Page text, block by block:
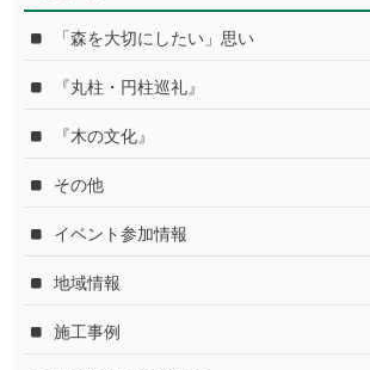
「森を大切にしたい」思い
『丸柱・円柱巡礼』
『木の文化』
その他
イベント参加情報
地域情報
施工事例